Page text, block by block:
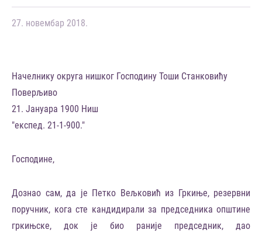
27. новембар 2018.
Начелнику округа нишког Господину Тоши Станковићу
Поверљиво
21. Јануара 1900 Ниш
"експед. 21-1-900."
Господине,
Дознао сам, да је Петко Вељковић из Гркиње, резервни
поручник, кога сте кандидирали за председника општине
гркињске, док је био раније председник, дао